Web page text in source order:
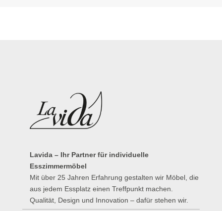
Lavida – Ihr Partner für individuelle
Esszimmermöbel
Mit über 25 Jahren Erfahrung gestalten wir Möbel, die
aus jedem Essplatz einen Treffpunkt machen.
Qualität, Design und Innovation – dafür stehen wir.